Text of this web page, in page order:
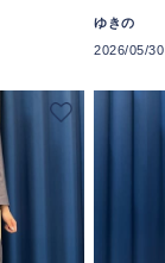
ゆきの
2026/05/30